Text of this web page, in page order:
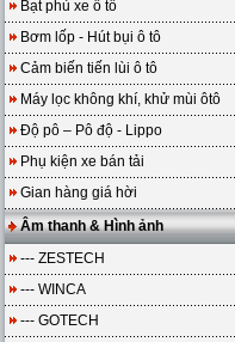
Bạt phủ xe ô tô
Bơm lốp - Hút bụi ô tô
Cảm biến tiến lùi ô tô
Máy lọc không khí, khử mùi ôtô
Độ pô – Pô độ - Lippo
Phụ kiện xe bán tải
Gian hàng giá hời
Âm thanh & Hình ảnh
--- ZESTECH
--- WINCA
--- GOTECH